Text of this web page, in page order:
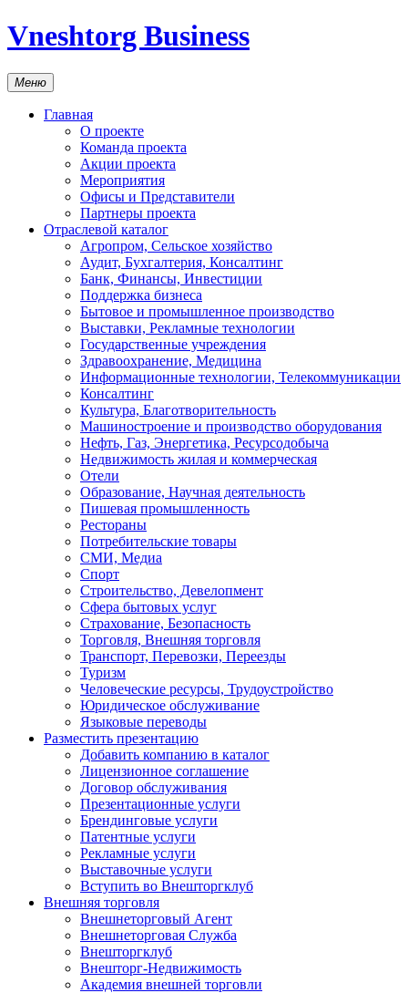
Vneshtorg Business
Меню
Главная
О проекте
Команда проекта
Акции проекта
Мероприятия
Офисы и Представители
Партнеры проекта
Отраслевой каталог
Агропром, Сельское хозяйство
Аудит, Бухгалтерия, Консалтинг
Банк, Финансы, Инвестиции
Поддержка бизнеса
Бытовое и промышленное производство
Выставки, Рекламные технологии
Государственные учреждения
Здравоохранение, Медицина
Информационные технологии, Телекоммуникации
Консалтинг
Культура, Благотворительность
Машиностроение и производство оборудования
Нефть, Газ, Энергетика, Ресурсодобыча
Недвижимость жилая и коммерческая
Отели
Образование, Научная деятельность
Пишевая промышленность
Рестораны
Потребительские товары
СМИ, Медиа
Спорт
Строительство, Девелопмент
Сфера бытовых услуг
Страхование, Безопасность
Торговля, Внешняя торговля
Транспорт, Перевозки, Переезды
Туризм
Человеческие ресурсы, Трудоустройство
Юридическое обслуживание
Языковые переводы
Разместить презентацию
Добавить компанию в каталог
Лицензионное соглашение
Договор обслуживания
Презентационные услуги
Брендинговые услуги
Патентные услуги
Рекламные услуги
Выставочные услуги
Вступить во Внешторгклуб
Внешняя торговля
Внешнеторговый Агент
Внешнеторговая Служба
Внешторгклуб
Внешторг-Недвижимость
Академия внешней торговли